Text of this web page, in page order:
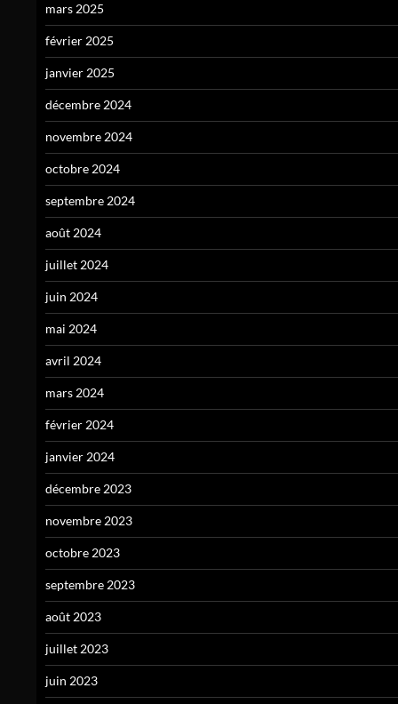
mars 2025
février 2025
janvier 2025
décembre 2024
novembre 2024
octobre 2024
septembre 2024
août 2024
juillet 2024
juin 2024
mai 2024
avril 2024
mars 2024
février 2024
janvier 2024
décembre 2023
novembre 2023
octobre 2023
septembre 2023
août 2023
juillet 2023
juin 2023